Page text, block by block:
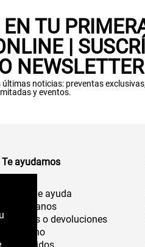
TU
|
NEWSLETTER
noticias: preventas exclusivas,
y eventos.
Te ayudamos
Centro de ayuda
Contáctanos
Cambios o devoluciones
Despacho